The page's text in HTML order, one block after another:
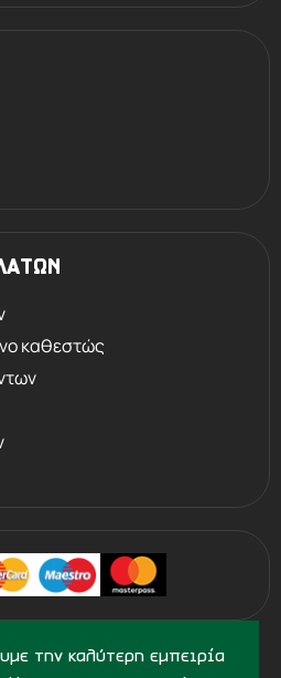
την καλύτερη εμπειρία
καθεστώς
PERVOLARAKIS.GR